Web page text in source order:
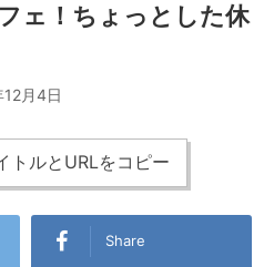
ェ！ちょっとした休
月4日
トルとURLをコピー
Share